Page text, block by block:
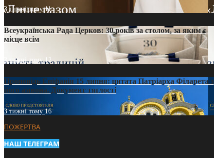
3 тижні тому11
Всеукраїнська Рада Церков: 30 років за столом, за яким є
місце всім
3 тижні тому12
Проповідь Епіфанія 15 липня: цитата Патріарха Філарета з
його амвона. Документ тяглості
3 тижні тому16
ПОЖЕРТВА
НАШ ТЕЛЕГРАМ